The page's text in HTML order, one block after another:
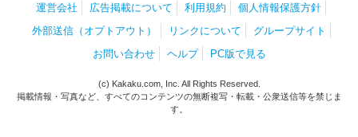
運営会社 広告掲載について 利用規約
個人情報保護方針
外部送信（オプトアウト）
リンクについて
グループサイト
お問い合わせ
ヘルプ PC版で見る
(c) Kakaku.com, Inc. All Rights Reserved.
掲載情報・写真など、すべてのコンテンツの無断複写・転載・公衆送信等を禁じま
す。